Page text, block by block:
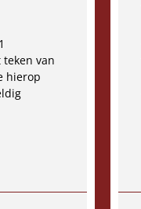
teken van
hierop